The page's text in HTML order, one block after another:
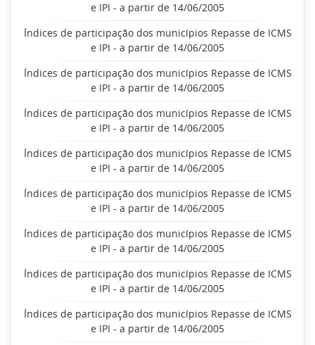
e IPI - a partir de 14/06/2005
Índices de participação dos municípios Repasse de ICMS
e IPI - a partir de 14/06/2005
Índices de participação dos municípios Repasse de ICMS
e IPI - a partir de 14/06/2005
Índices de participação dos municípios Repasse de ICMS
e IPI - a partir de 14/06/2005
Índices de participação dos municípios Repasse de ICMS
e IPI - a partir de 14/06/2005
Índices de participação dos municípios Repasse de ICMS
e IPI - a partir de 14/06/2005
Índices de participação dos municípios Repasse de ICMS
e IPI - a partir de 14/06/2005
Índices de participação dos municípios Repasse de ICMS
e IPI - a partir de 14/06/2005
Índices de participação dos municípios Repasse de ICMS
e IPI - a partir de 14/06/2005